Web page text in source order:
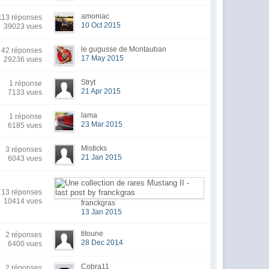
réponses
39023 vues
amoniac
10 Oct 2015
42 réponses
29236 vues
le gugusse de Montauban
17 May 2015
1 réponse
7133 vues
Stryt
21 Apr 2015
1 réponse
6185 vues
lama
23 Mar 2015
3 réponses
6043 vues
Misticks
21 Jan 2015
13 réponses
10414 vues
franckgras
13 Jan 2015
2 réponses
6400 vues
titoune
28 Dec 2014
Cobra11